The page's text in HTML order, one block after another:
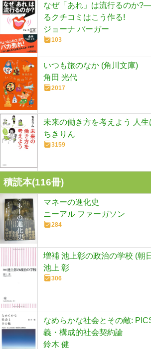
なぜ「あれ」は流行るのか
るクチコミはこう作る!
ジョーナ バーガー
103
いつも旅のなか (角川文庫)
角田 光代
2017
未来の働き方を考えよう 人
ちきりん
3159
積読本(116冊)
マネーの進化史
ニーアル ファーガソン
284
増補 池上彰の政治の学校 (朝
池上 彰
306
なめらかな社会とその敵:
義・構成的社会契約論
鈴木 健